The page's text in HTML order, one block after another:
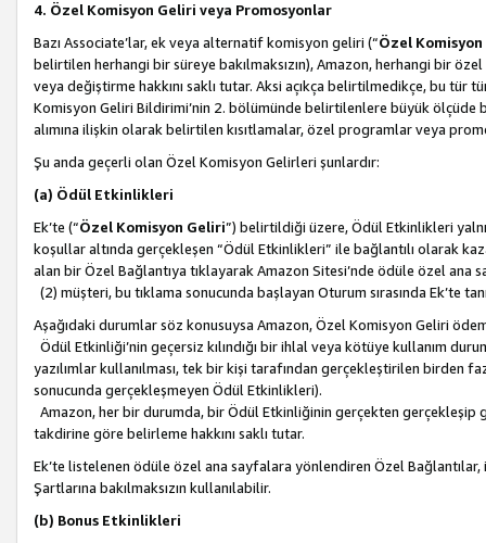
4. Özel Komisyon Geliri veya Promosyonlar
Bazı Associate’lar, ek veya alternatif komisyon geliri (“Özel
belirtilen herhangi bir süreye bakılmaksızın), Amazon, herhangi bir
veya değiştirme hakkını saklı tutar. Aksi açıkça belirtilmedikçe, bu tür
Komisyon Geliri Bildirimi’nin 2. bölümünde belirtilenlere büyük ölçüde
alımına ilişkin olarak belirtilen kısıtlamalar, özel programlar veya
Şu anda geçerli olan Özel Komisyon Gelirleri şunlardır:
(a) Ödül Etkinlikleri
Ek’te (“Özel Komisyon Geliri”) belirtildiği üzere, Ödül Etkinlikleri
koşullar altında gerçekleşen “Ödül Etkinlikleri” ile bağlantılı olarak
alan bir Özel Bağlantıya tıklayarak Amazon Sitesi’nde ödüle özel ana
(2) müşteri, bu tıklama sonucunda başlayan Oturum sırasında Ek’te
Aşağıdaki durumlar söz konusuysa Amazon, Özel Komisyon Geliri
Ödül Etkinliği’nin geçersiz kılındığı bir ihlal veya kötüye kullanım
yazılımlar kullanılması, tek bir kişi tarafından gerçekleştirilen
sonucunda gerçekleşmeyen Ödül Etkinlikleri).
Amazon, her bir durumda, bir Ödül Etkinliğinin gerçekten gerçekleşip
takdirine göre belirleme hakkını saklı tutar.
Ek’te listelenen ödüle özel ana sayfalara yönlendiren Özel
Şartlarına bakılmaksızın kullanılabilir.
(b) Bonus Etkinlikleri